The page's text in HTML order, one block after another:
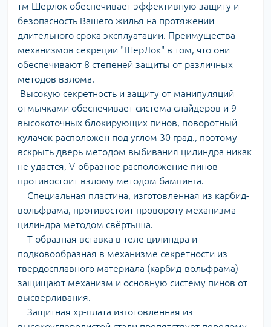
тм Шерлок обеспечивает эффективную защиту и
безопасность Вашего жилья на протяжении
длительного срока эксплуатации. Преимущества
механизмов секреции "ШерЛок" в том, что они
обеспечивают 8 степеней защиты от различных
методов взлома.
Высокую секретность и защиту от манипуляций
отмычками обеспечивает система слайдеров и 9
высокоточных блокирующих пинов, поворотный
кулачок расположен под углом 30 град., поэтому
вскрыть дверь методом выбивания цилиндра никак
не удастся, V-образное расположение пинов
противостоит взлому методом бампинга.
Специальная пластина, изготовленная из карбид-
вольфрама, противостоит провороту механизма
цилиндра методом свёртыша.
Т-образная вставка в теле цилиндра и
подковообразная в механизме секретности из
твердосплавного материала (карбид-вольфрама)
защищают механизм и основную систему пинов от
высверливания.
Защитная хр-плата изготовленная из